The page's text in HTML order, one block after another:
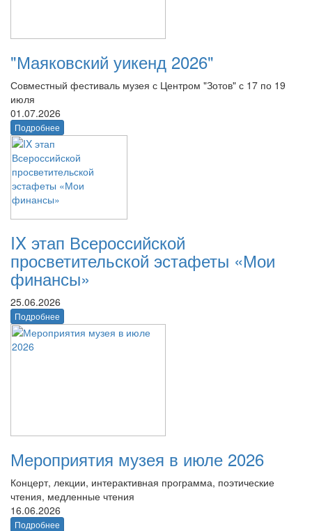
"Маяковский уикенд 2026"
Совместный фестиваль музея с Центром "Зотов" с 17 по 19
июля
01.07.2026
Подробнее
IX этап Всероссийской
просветительской эстафеты «Мои
финансы»
25.06.2026
Подробнее
Мероприятия музея в июле 2026
Концерт, лекции, интерактивная программа, поэтические
чтения, медленные чтения
16.06.2026
Подробнее